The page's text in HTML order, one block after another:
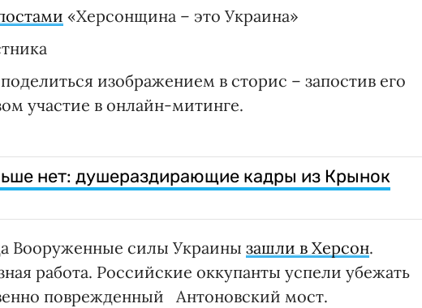
«Херсонщина – это Украина»
изображением в сторис – запостив его
участие в онлайн-митинге.
нет: душераздирающие кадры из Крынок
Вооруженные силы Украины зашли в Херсон.
работа. Российские оккупанты успели убежать
поврежденный Антоновский мост.